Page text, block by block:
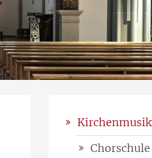
Kirchenmusik
Chorschule